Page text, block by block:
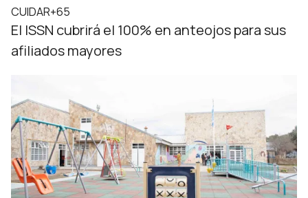
CUIDAR+65
El ISSN cubrirá el 100% en anteojos para sus
afiliados mayores